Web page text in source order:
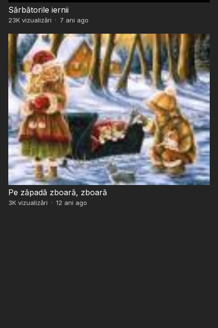
Sărbătorile iernii
23Kvizualizări · 7 ani ago
Pe zăpadă zboară, zboară
3Kvizualizări · 12 ani ago